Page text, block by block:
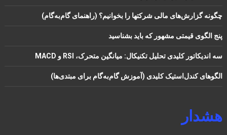
چگونه گزارش‌های مالی شرکتها را بخوانیم؟ (راهنمای گام‌به‌گام)
پنج الگوی قیمتی مشهور که باید بشناسید
سه اندیکاتور کلیدی تحلیل تکنیکال: میانگین متحرک، RSI و MACD
الگوهای کندل‌استیک کلیدی (آموزش گام‌به‌گام برای مبتدی‌ها)
هشدار